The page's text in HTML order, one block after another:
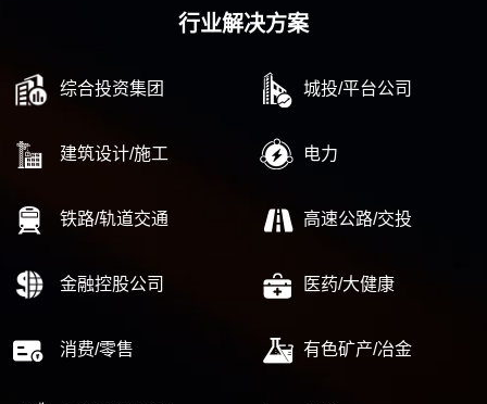
行业解决方案
综合投资集团 城投/平台公司
建筑设计/施工 电力
铁路/轨道交通 高速公路/交投
金融控股公司 医药/大健康
消费/零售 有色矿产/冶金